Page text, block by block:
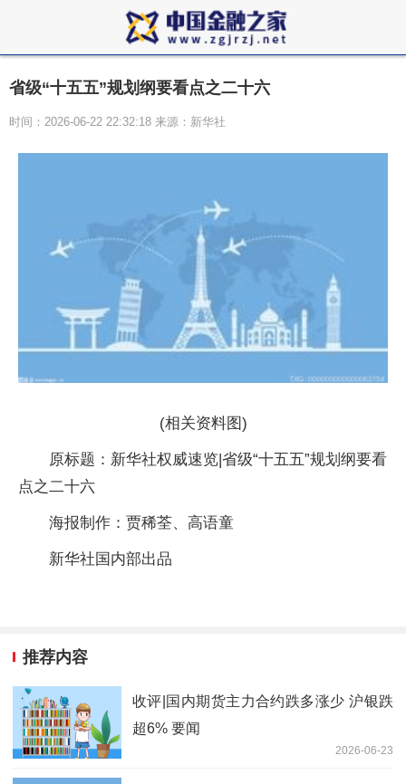
省级“十五五”规划纲要看点之二十六
时间：2026-06-22 22:32:18 来源：新华社
(相关资料图)
原标题：新华社权威速览|省级“十五五”规划纲要看
点之二十六
海报制作：贾稀荃、高语童
新华社国内部出品
推荐内容
收评|国内期货主力合约跌多涨少 沪银跌
超6% 要闻
2026-06-23